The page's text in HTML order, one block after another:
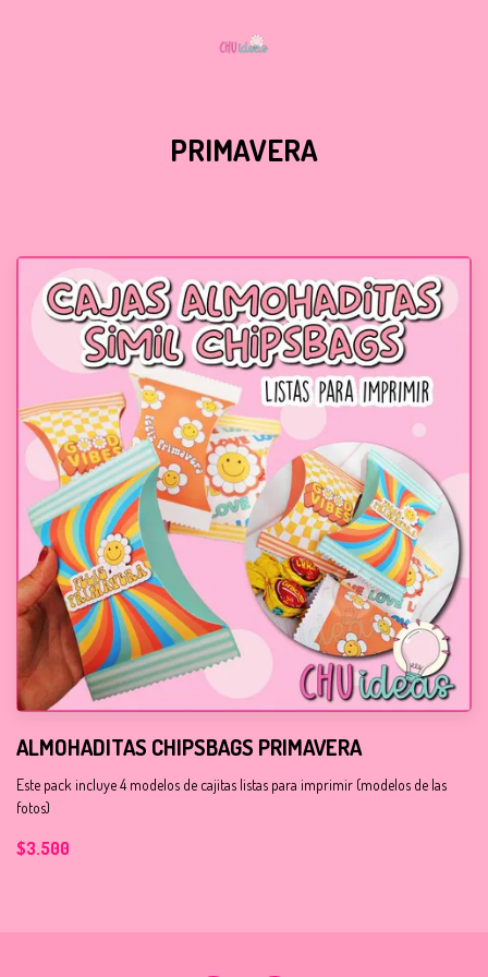
PRIMAVERA
ALMOHADITAS CHIPSBAGS PRIMAVERA
Este pack incluye 4 modelos de cajitas listas para imprimir (modelos de las
fotos)
$3.500